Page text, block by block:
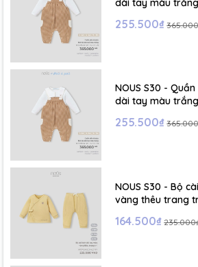
- Size 5 - 6Y: ( Viết tắt: 5Y) chiều cao: 114 -
☁️ Bảng Size Mũ, Giày và Phụ kiện :
- NB : Dưới 6 kg
- Size S: 0-6 tháng
- Size M : 6-12 tháng
- Size L : 12-24 tháng
- Size XL :2- 6 tuổi
dài tay màu trắng
255.500₫
NOUS S30 -
dài tay màu trắng
255.500₫
NOUS S30 - Bộ
vàng thêu trang
164.500₫